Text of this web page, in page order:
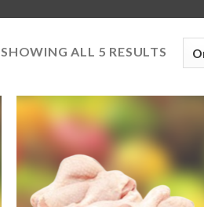
SHOWING ALL 5 RESULTS
ADICIONAR
A LISTA DE
COMPRAS